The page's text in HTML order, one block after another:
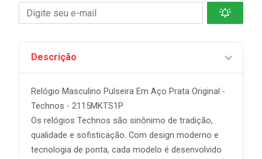
Descrição
Relógio Masculino Pulseira Em Aço Prata Original -
Technos - 2115MKTS1P
Os relógios Technos são sinônimo de tradição,
qualidade e sofisticação. Com design moderno e
tecnologia de ponta, cada modelo é desenvolvido